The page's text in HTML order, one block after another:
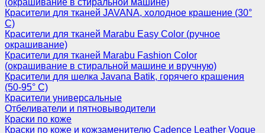
(окрашивание в стиральной машине)
Красители для тканей JAVANA, холодное крашение (30°
С)
Красители для тканей Marabu Easy Color (ручное
окрашивание)
Красители для тканей Marabu Fashion Color
(окрашивание в стиральной машине и вручную)
Красители для шелка Javana Batik, горячего крашения
(50-95° С)
Красители универсальные
Отбеливатели и пятновыводители
Краски по коже
Краски по коже и кожзаменителю Cadence Leather Vogue